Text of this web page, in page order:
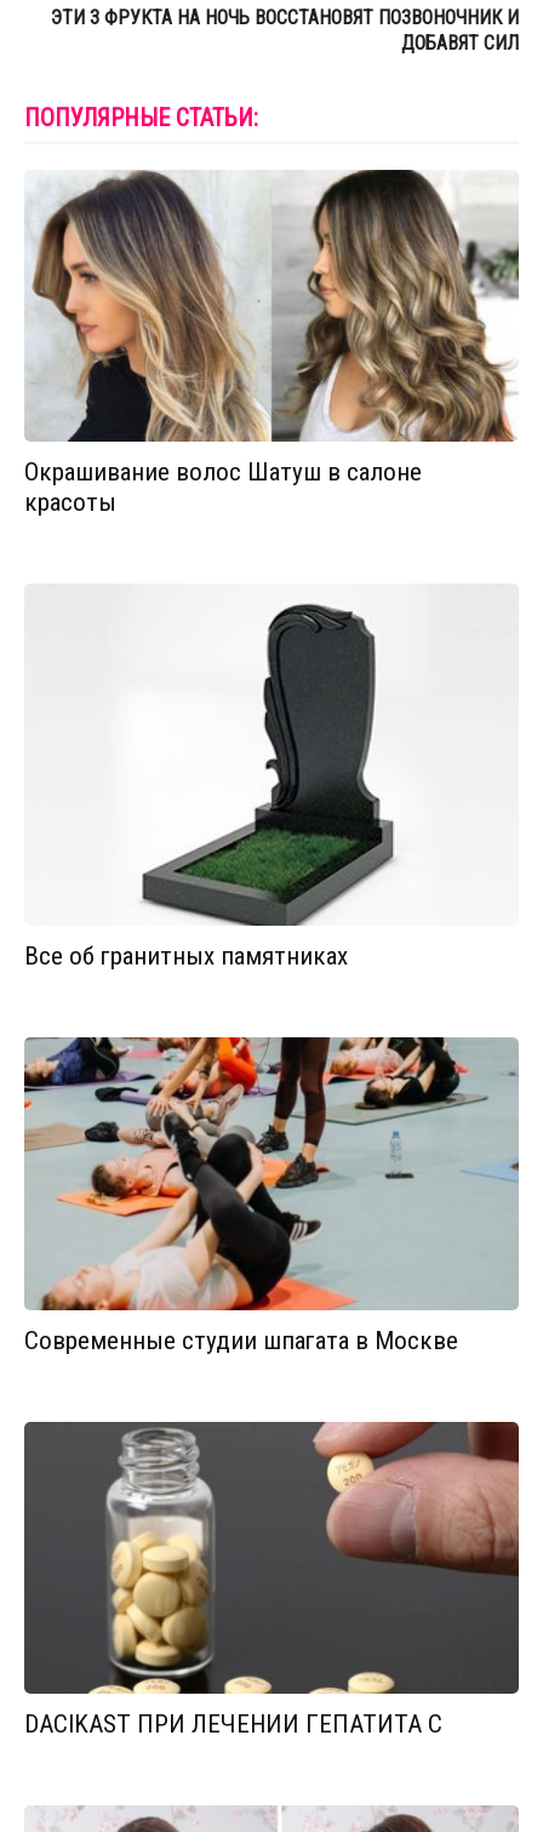
ЭТИ 3 ФРУКТА НА НОЧЬ ВОССТАНОВЯТ ПОЗВОНОЧНИК И
ДОБАВЯТ СИЛ
ПОПУЛЯРНЫЕ СТАТЬИ:
Окрашивание волос Шатуш в салоне
красоты
Все об гранитных памятниках
Современные студии шпагата в Москве
DACIKAST ПРИ ЛЕЧЕНИИ ГЕПАТИТА С